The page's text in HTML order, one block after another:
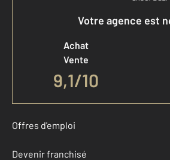
Votre agence est
Achat
Vente
9,1/10
Offres d'emploi
Devenir franchisé